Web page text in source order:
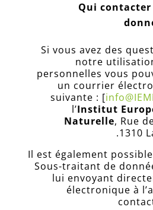
Qui contacter
Si vous avez des
notre
personnelles vous
un courrier
suivante : [
l’Institut
Naturelle, Rue
1310
.
Il est également
Sous-traitant de
lui envoyant
électronique à